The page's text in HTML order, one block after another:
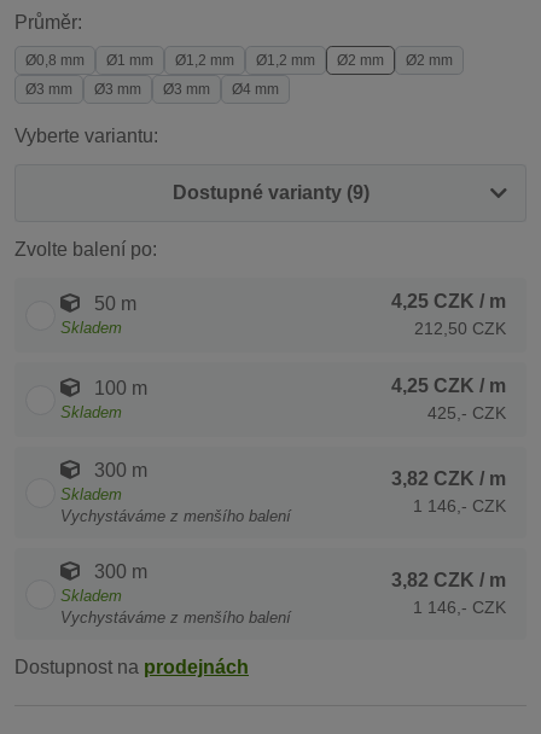
Průměr:
Ø0,8 mm Ø1 mm Ø1,2 mm Ø1,2 mm Ø2 mm
Ø2 mm
Ø3 mm
Ø3 mm Ø3 mm Ø4 mm
Vyberte variantu:
Dostupné varianty (9)
Zvolte balení po:
50 m
Skladem
4,25 CZK / m
212,50 CZK
100 m
Skladem
4,25 CZK / m
425,- CZK
300 m
Skladem
Vychystáváme z menšího balení
3,82 CZK / m
1 146,- CZK
300 m
Skladem
Vychystáváme z menšího balení
3,82 CZK / m
1 146,- CZK
Dostupnost na prodejnách